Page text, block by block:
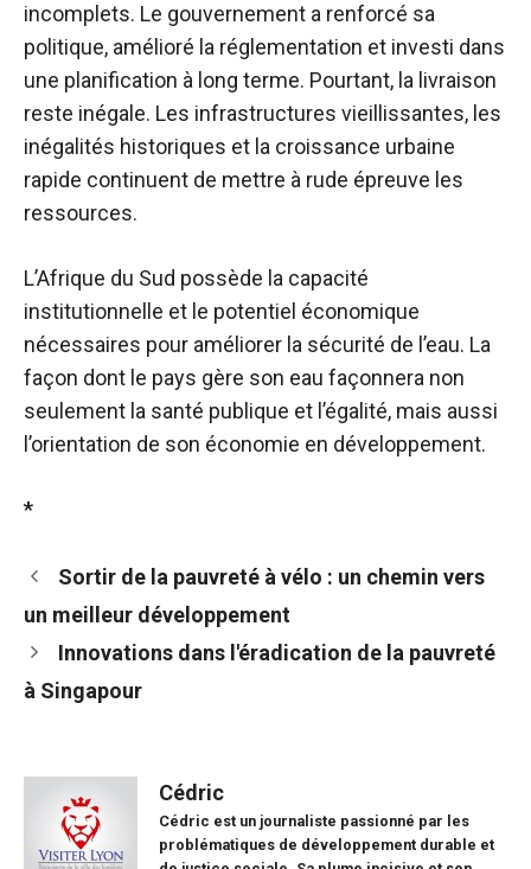
incomplets. Le gouvernement a renforcé sa
politique, amélioré la réglementation et investi dans
une planification à long terme. Pourtant, la livraison
reste inégale. Les infrastructures vieillissantes, les
inégalités historiques et la croissance urbaine
rapide continuent de mettre à rude épreuve les
ressources.
L’Afrique du Sud possède la capacité
institutionnelle et le potentiel économique
nécessaires pour améliorer la sécurité de l’eau. La
façon dont le pays gère son eau façonnera non
seulement la santé publique et l’égalité, mais aussi
l’orientation de son économie en développement.
*
Sortir de la pauvreté à vélo : un chemin vers
un meilleur développement
Innovations dans l'éradication de la pauvreté
à Singapour
Cédric
Cédric est un journaliste passionné par les
problématiques de développement durable et